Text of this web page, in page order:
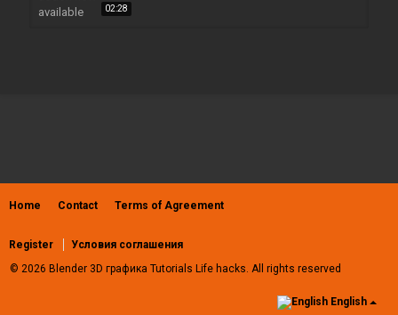
02:28
Create complex BOOLEANS in Blender - with
Home Contact Terms of Agreement
Register
Условия соглашения
© 2026 Blender 3D графика Tutorials Life hacks. All rights reserved
English